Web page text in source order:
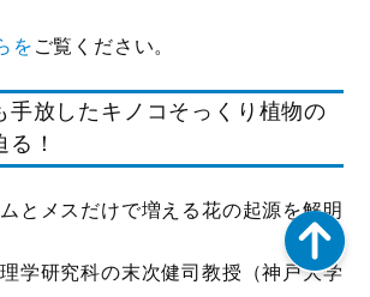
を ご覧ください。
手放したキノコそっくり植物の
！
とメスだけで増える花の起源を解明
学研究科の末次健司教授（神戸大学